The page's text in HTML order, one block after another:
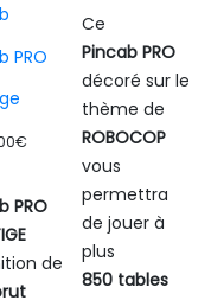
PRO
€
PRO
de
Ce
Pincab PRO
décoré sur le
thème de
ROBOCOP
vous
permettra
de jouer à
plus
850 tables